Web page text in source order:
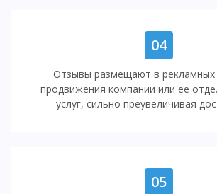
04
Отзывы размещают в рекламных
продвижения компании или ее
услуг, сильно преувеличивая
05